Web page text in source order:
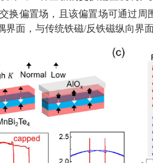
换偏置场，且该偏置场可通过
界面，与传统铁磁/反铁磁纵向界